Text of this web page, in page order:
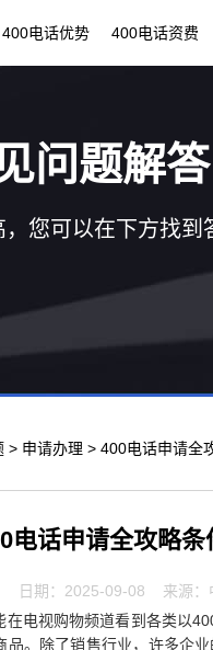
400电话优势 400电话资费
问题解答
您可以在下方找
> 申请办理 > 400电话申请全
电话申请全攻略
日期：2025-09-08 来源：
在电视购物频道看到各类以
品。除了销售行业，许多企